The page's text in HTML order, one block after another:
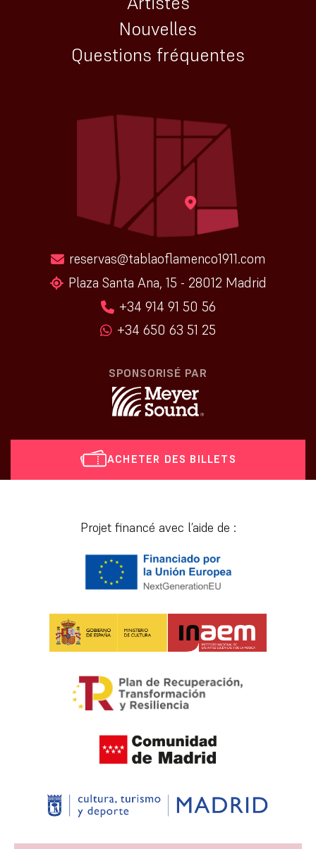
ACHETER DES BILLETS
Nouvelles
Questions fréquentes
reservas@tablaoflamenco1911.com
Plaza Santa Ana, 15 - 28012 Madrid
+34 914 91 50 56
+34 650 63 51 25
SPONSORISÉ PAR
Projet financé avec l’aide de :